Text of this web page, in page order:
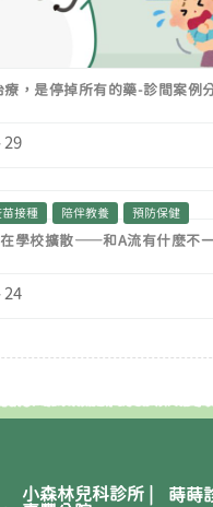
療，是停掉所有的藥-診間案例
29
苗接種 陪伴教養 預防保健
在學校擴散——和A流有什麼不
24
小森林兒科診所 |
蒔蒔